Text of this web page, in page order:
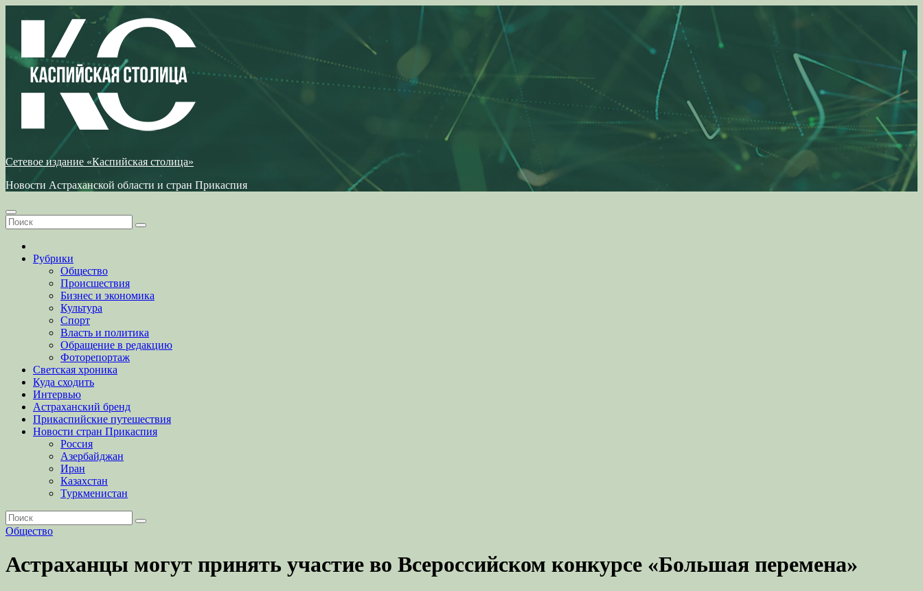
содержимому
Сетевое издание «Каспийская столица»
Новости Астраханской области и стран Прикаспия
Рубрики
Общество
Происшествия
Бизнес и экономика
Культура
Спорт
Власть и политика
Обращение в редакцию
Фоторепортаж
Светская хроника
Куда сходить
Интервью
Астраханский бренд
Прикаспийские путешествия
Новости стран Прикаспия
Россия
Азербайджан
Иран
Казахстан
Туркменистан
Общество
Астраханцы могут принять участие во Всероссийском конкурсе «Большая перемена»